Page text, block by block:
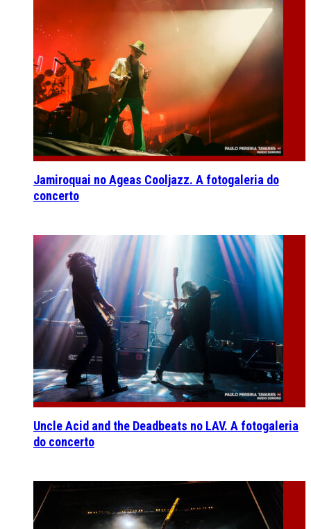
Jamiroquai no Ageas Cooljazz. A fotogaleria do
concerto
Uncle Acid and the Deadbeats no LAV. A fotogaleria
do concerto